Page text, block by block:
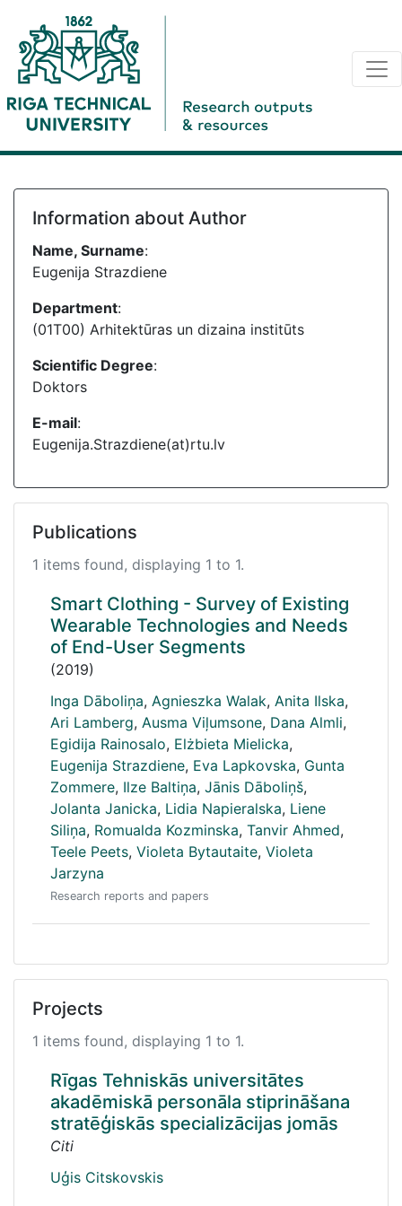
Information about Author
Name, Surname:
Eugenija Strazdiene
Department:
(01T00) Arhitektūras un dizaina institūts
Scientific Degree:
Doktors
E-mail:
Eugenija.Strazdiene(at)rtu.lv
Publications
1 items found, displaying 1 to 1.
Smart Clothing - Survey of Existing
Wearable Technologies and Needs
of End-User Segments
(2019)
Inga Dāboliņa, Agnieszka Walak, Anita Ilska,
Ari Lamberg, Ausma Viļumsone, Dana Almli,
Egidija Rainosalo, Elżbieta Mielicka,
Eugenija Strazdiene, Eva Lapkovska, Gunta
Zommere, Ilze Baltiņa, Jānis Dāboliņš,
Jolanta Janicka, Lidia Napieralska, Liene
Siliņa, Romualda Kozminska, Tanvir Ahmed,
Teele Peets, Violeta Bytautaite, Violeta
Jarzyna
Research reports and papers
Projects
1 items found, displaying 1 to 1.
Rīgas Tehniskās universitātes
akadēmiskā personāla stiprināšana
stratēģiskās specializācijas jomās
Citi
Uģis Citskovskis